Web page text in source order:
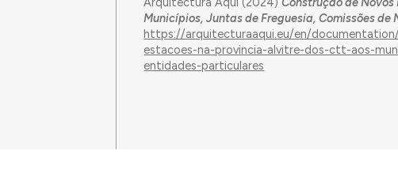
Na 3ª secção,
que a DGCTT o
como seu objeto
Municípios, Juntas de Freguesia, Comissões
https://arquitecturaaqui.eu/en/
estacoes-na-provincia-alvitre-dos-ctt-aos-
entidades-particulares